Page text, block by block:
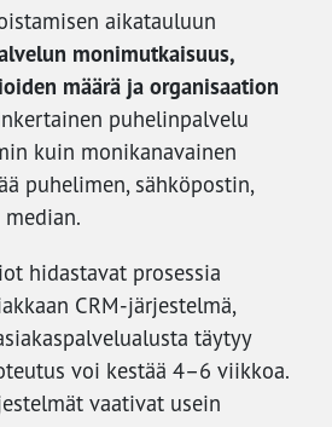
aikatauluun
monimutkaisuus,
määrä ja organisaation
puhelinpalvelu
kuin monikanavainen
puhelimen, sähköpostin,
hidastavat prosessia
CRM-järjestelmä,
täytyy
voi kestää 4–6 viikkoa.
vaativat usein